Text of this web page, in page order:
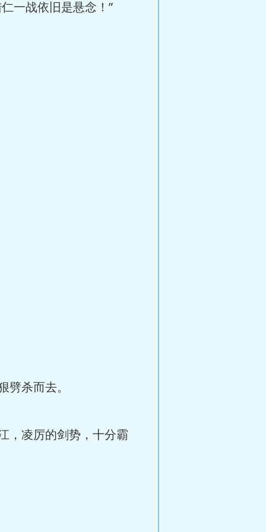
一战依旧是悬念！”
杀而去。
，凌厉的剑势，十分霸